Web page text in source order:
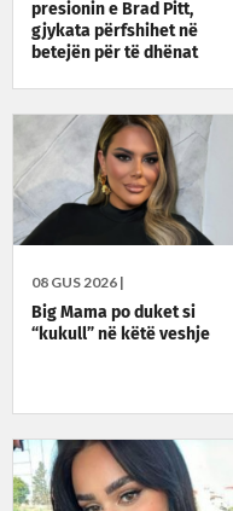
presionin e Brad Pitt,
gjykata përfshihet në
betejën për të dhënat
08 GUS 2026 |
Big Mama po duket si
“kukull” në këtë veshje